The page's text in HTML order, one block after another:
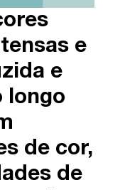
e
e
longo
de cor,
de